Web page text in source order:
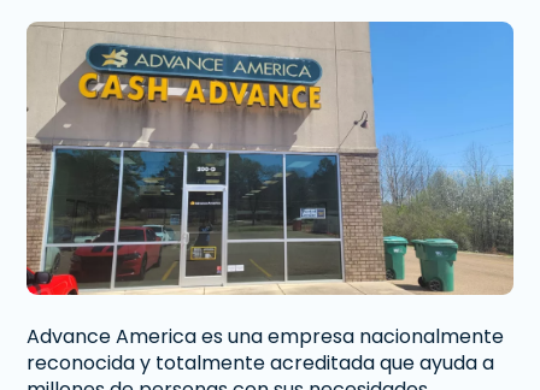
Advance America es una empresa nacionalmente
reconocida y totalmente acreditada que ayuda a